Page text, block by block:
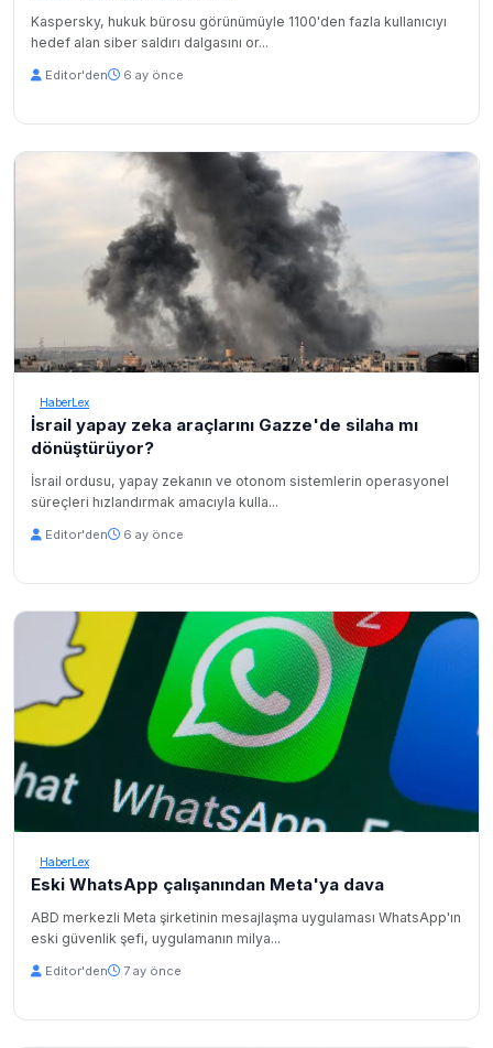
Kaspersky, hukuk bürosu görünümüyle 1100'den fazla kullanıcıyı
hedef alan siber saldırı dalgasını or...
Editor'den 6 ay önce
HaberLex
İsrail yapay zeka araçlarını Gazze'de silaha mı
dönüştürüyor?
İsrail ordusu, yapay zekanın ve otonom sistemlerin operasyonel
süreçleri hızlandırmak amacıyla kulla...
Editor'den 6 ay önce
HaberLex
Eski WhatsApp çalışanından Meta'ya dava
ABD merkezli Meta şirketinin mesajlaşma uygulaması WhatsApp'ın
eski güvenlik şefi, uygulamanın milya...
Editor'den 7 ay önce